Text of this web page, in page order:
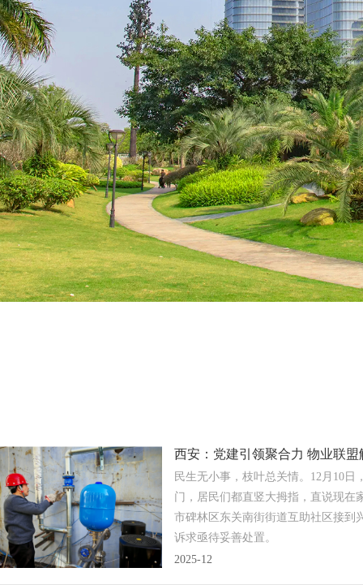
西安：党建引领聚合力 物业联
民生无小事，枝叶总关情。12月10
门，居民们都直竖大拇指，直说现
市碑林区东关南街街道互助社区接到
诉求亟待妥善处置。
2025-12